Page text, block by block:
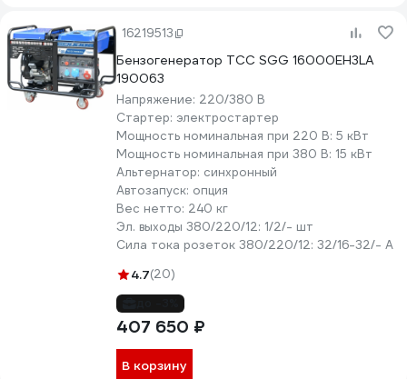
16219513
Бензогенератор ТСС SGG 16000EH3LA
190063
Напряжение: 220/380 В
Стартер: электростартер
Мощность номинальная при 220 В: 5 кВт
Мощность номинальная при 380 В: 15 кВт
Альтернатор: синхронный
Автозапуск: опция
Вес нетто: 240 кг
Эл. выходы 380/220/12: 1/2/- шт
Сила тока розеток 380/220/12: 32/16-32/- А
4.7(20)
407 650 ₽
В корзину